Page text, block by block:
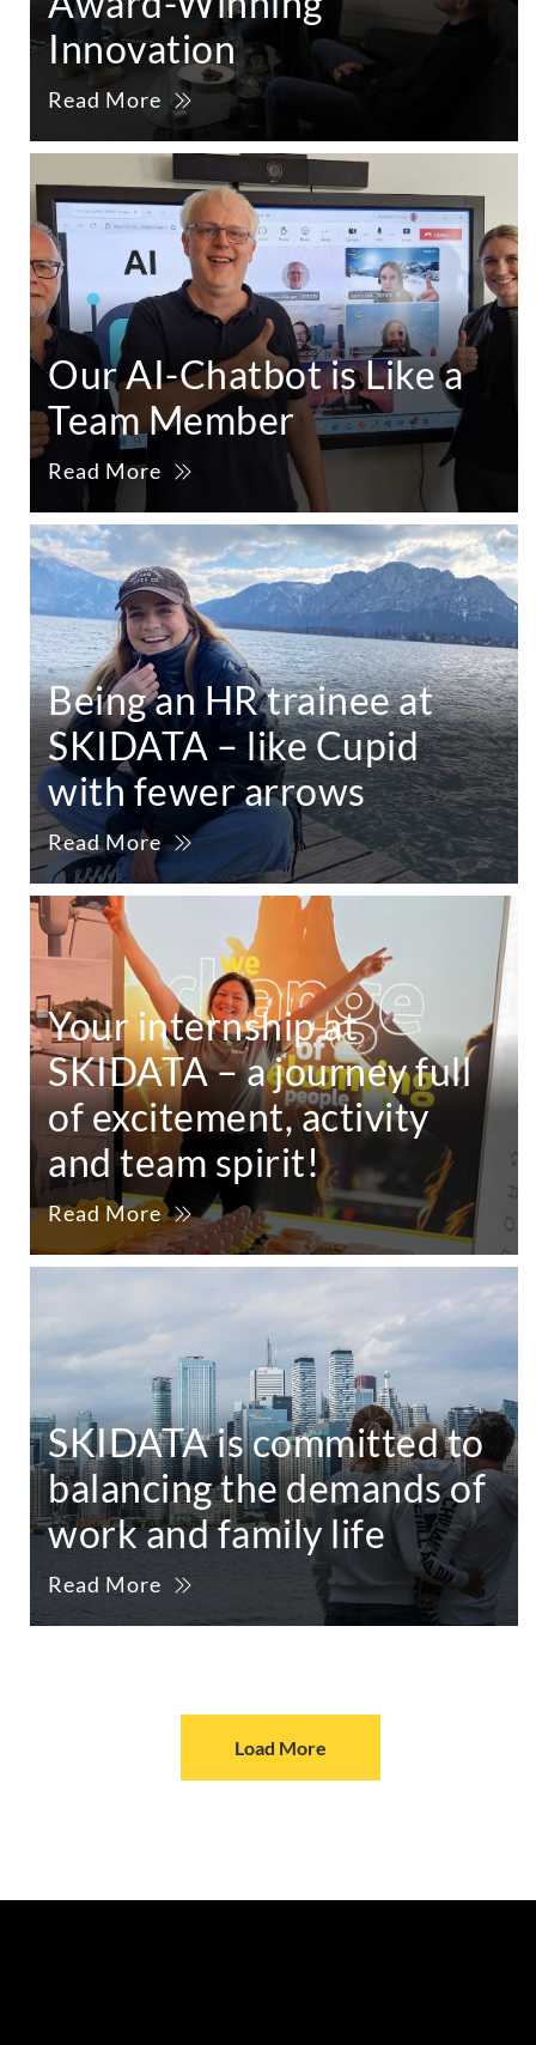
Innovation
Read More
Our AI-Chatbot is Like a
Team Member
Read More
Being an HR trainee at
SKIDATA – like Cupid
with fewer arrows
Read More
Your internship at
SKIDATA – a journey full
of excitement, activity
and team spirit!
Read More
SKIDATA is committed to
balancing the demands of
work and family life
Read More
Load More